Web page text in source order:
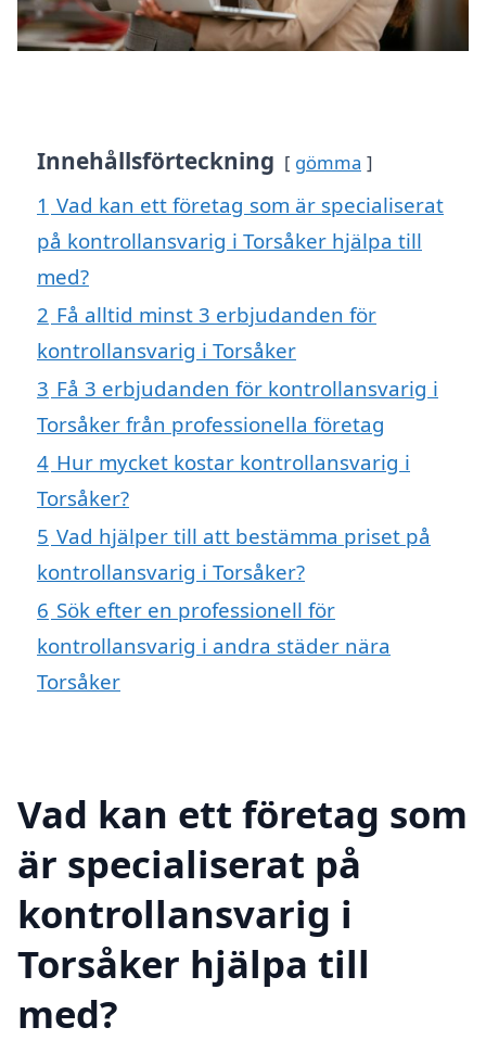
Innehållsförteckning gömma
1 Vad kan ett företag som är specialiserat
på kontrollansvarig i Torsåker hjälpa till
med?
2 Få alltid minst 3 erbjudanden för
kontrollansvarig i Torsåker
3 Få 3 erbjudanden för kontrollansvarig i
Torsåker från professionella företag
4 Hur mycket kostar kontrollansvarig i
Torsåker?
5 Vad hjälper till att bestämma priset på
kontrollansvarig i Torsåker?
6 Sök efter en professionell för
kontrollansvarig i andra städer nära
Torsåker
Vad kan ett företag som
är specialiserat på
kontrollansvarig i
Torsåker hjälpa till
med?